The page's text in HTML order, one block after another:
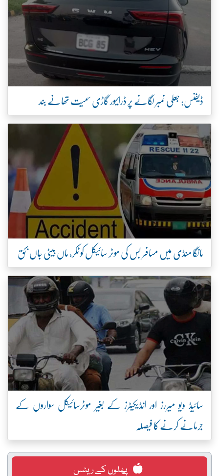
ڈیفنس: جعلی نمبر لگانے پر ڈرائیور گاڑی سمیت تھانے بند
مانگا منڈی میں مسافر بس کی موٹر سائیکل کو ٹکر، ماں بیٹی جاں بحق
سائیڈ ویو میررز اور انڈیکیٹرز کے بغیر موٹرسائیکل سواروں کے
جرمانے کرنے کا فیصلہ
پھلوں کے ریٹس